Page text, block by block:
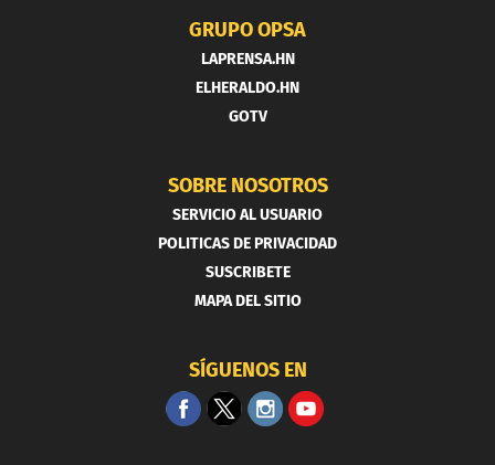
GRUPO OPSA
LAPRENSA.HN
ELHERALDO.HN
GOTV
SOBRE NOSOTROS
SERVICIO AL USUARIO
POLITICAS DE PRIVACIDAD
SUSCRIBETE
MAPA DEL SITIO
SÍGUENOS EN